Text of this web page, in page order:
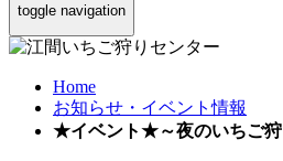
toggle navigation
Home
お知らせ・イベント情報
★イベント★～夜のいちご狩